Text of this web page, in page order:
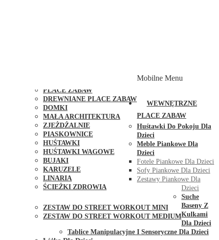
PLACE ZABAW
DREWNIANE PLACE ZABAW
DOMKI
MAŁA ARCHITEKTURA
ZJEŻDŻALNIE
PIASKOWNICE
HUŚTAWKI
HUŚTAWKI WAGOWE
BUJAKI
KARUZELE
LINARIA
ŚCIEŻKI ZDROWIA
ZESTAW DO STREET WORKOUT MINI
ZESTAW DO STREET WORKOUT MEDIUM
Mobilne Menu
WEWNĘTRZNE
PLACE ZABAW
Huśtawki Do Pokoju Dla
Dzieci
Meble Piankowe Dla
Dzieci
Fotele Piankowe Dla Dzieci
Sofy Piankowe Dla Dzieci
Zestawy Piankowe Dla
Dzieci
Suche
Baseny Z
Kulkami
Dla Dzieci
Tablice Manipulacyjne I Sensoryczne Dla Dzieci